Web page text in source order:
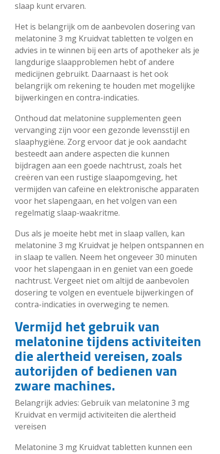
slaap kunt ervaren.
Het is belangrijk om de aanbevolen dosering van
melatonine 3 mg Kruidvat tabletten te volgen en
advies in te winnen bij een arts of apotheker als je
langdurige slaapproblemen hebt of andere
medicijnen gebruikt. Daarnaast is het ook
belangrijk om rekening te houden met mogelijke
bijwerkingen en contra-indicaties.
Onthoud dat melatonine supplementen geen
vervanging zijn voor een gezonde levensstijl en
slaaphygiëne. Zorg ervoor dat je ook aandacht
besteedt aan andere aspecten die kunnen
bijdragen aan een goede nachtrust, zoals het
creëren van een rustige slaapomgeving, het
vermijden van cafeïne en elektronische apparaten
voor het slapengaan, en het volgen van een
regelmatig slaap-waakritme.
Dus als je moeite hebt met in slaap vallen, kan
melatonine 3 mg Kruidvat je helpen ontspannen en
in slaap te vallen. Neem het ongeveer 30 minuten
voor het slapengaan in en geniet van een goede
nachtrust. Vergeet niet om altijd de aanbevolen
dosering te volgen en eventuele bijwerkingen of
contra-indicaties in overweging te nemen.
Vermijd het gebruik van
melatonine tijdens activiteiten
die alertheid vereisen, zoals
autorijden of bedienen van
zware machines.
Belangrijk advies: Gebruik van melatonine 3 mg
Kruidvat en vermijd activiteiten die alertheid
vereisen
Melatonine 3 mg Kruidvat tabletten kunnen een